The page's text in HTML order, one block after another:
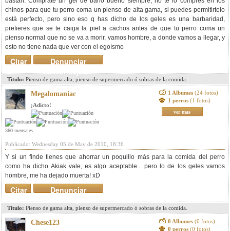
chinos para que tu perro coma un pienso de alta gama, si puedes permitirtelo
está perfecto, pero sino eso q has dicho de los geles es una barbaridad,
prefieres que se te caiga la piel a cachos antes de que tu perro coma un
pienso normal que no se va a morir, vamos hombre, a donde vamos a llegar, y
esto no tiene nada que ver con el egoísmo
Denunciar
mensaje
Citar
Titulo: Pienso de gama alta, pienso de supermercado ó sobras de la comida.
Megalomaniac
¡Adicto!
360 mensajes
1 Albumes (24 fotos)
1 perros (1 fotos)
ver mas
Publicado: Wednesday 05 de May de 2010, 18:36
Y si un finde tienes que ahorrar un poquillo más para la comida del perro
como ha dicho Akiak vale, es algo aceptable... pero lo de los geles vamos
hombre, me ha dejado muerta! xD
Denunciar
mensaje
Citar
Titulo: Pienso de gama alta, pienso de supermercado ó sobras de la comida.
Chese123 0 Albumes (0 fotos)
0 perros (0 fotos)